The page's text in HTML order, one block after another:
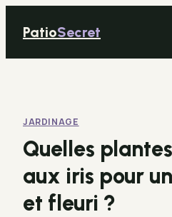
PatioSecret
Bricolage
Déco
Immobilier
Jardinage
JARDINAGE
Quelles
aux iris pour
et fleuri ?